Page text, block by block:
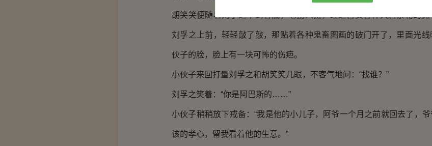
胡笑笑便随着刘孚之下到谷底，七拐八扭，经过售卖各种大唐禁物的摊
刘孚之上前，轻轻敲了敲，那贴着各种鬼畜图画的破门开了，里面光
伙子的脸，脸上有一块可怖的伤疤。
小伙子来回打量刘孚之和胡笑笑几眼，不客气地问：“找谁？”
刘孚之笑着：“你是阿巴斯的……”
小伙子稍稍放下戒备：“我是他的小儿子，阿爷一个月之前就回去了，
该的孝心，留我看着他的生意。”